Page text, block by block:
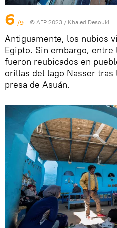
6 /9 © AFP 2023 / Khaled Desouki
Antiguamente, los nubios
Egipto. Sin embargo, entre
fueron reubicados en
orillas del lago Nasser tras
presa de Asuán.